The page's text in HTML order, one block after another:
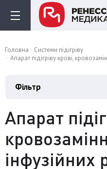
Головна
Системи підігріву
Апарат підігріву крові,
Фільтр
Апарат
інфузійних